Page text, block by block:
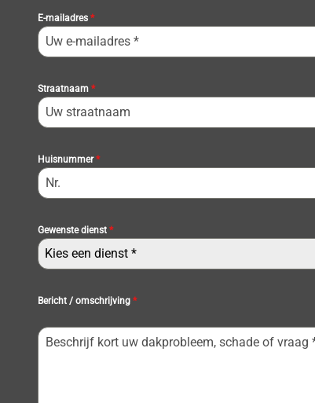
E-mailadres *
Straatnaam *
Huisnummer*
Gewenste dienst *
Kies een dienst *
Bericht / omschrijving *